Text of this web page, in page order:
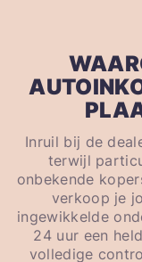
Inruil bij de
terwijl
onbekende
verkoop je
ingewikkelde
24 uur een
volledige